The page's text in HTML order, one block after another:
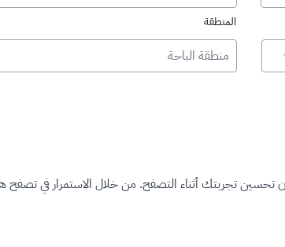
المنطقة
منطقة الباحة
تجربتك أثناء التصفح. من خلال الاستمرار في تصفح